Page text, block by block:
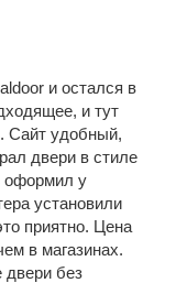
и остался в
и тут
Сайт удобный,
двери в стиле
оформил у
установили
приятно. Цена
в магазинах.
двери без